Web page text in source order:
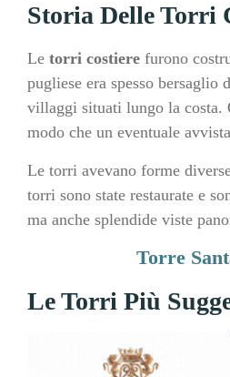
Storia Delle Torri
Le torri costiere furono
pugliese era spesso bersaglio
villaggi situati lungo la costa.
modo che un eventuale
Le torri avevano forme
torri sono state restaurate e
ma anche splendide viste
Torre
Le Torri Più